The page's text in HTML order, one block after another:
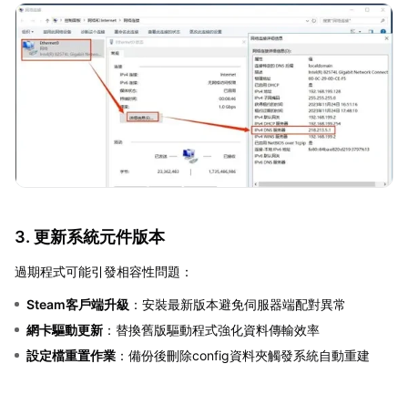
3. 更新系統元件版本
過期程式可能引發相容性問題：
Steam客戶端升級 ：安裝最新版本避免伺服器端配對異常
網卡驅動更新 ：替換舊版驅動程式強化資料傳輸效率
設定檔重置作業 ：備份後刪除config資料夾觸發系統自動重建